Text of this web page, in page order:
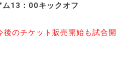
13：00キックオフ
のチケット販売開始も試合開